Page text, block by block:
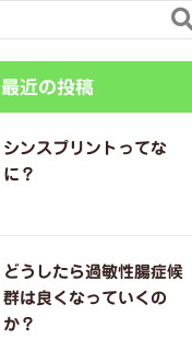

最近の投稿
シンスプリントってな
に？
どうしたら過敏性腸症候
群は良くなっていくの
か？